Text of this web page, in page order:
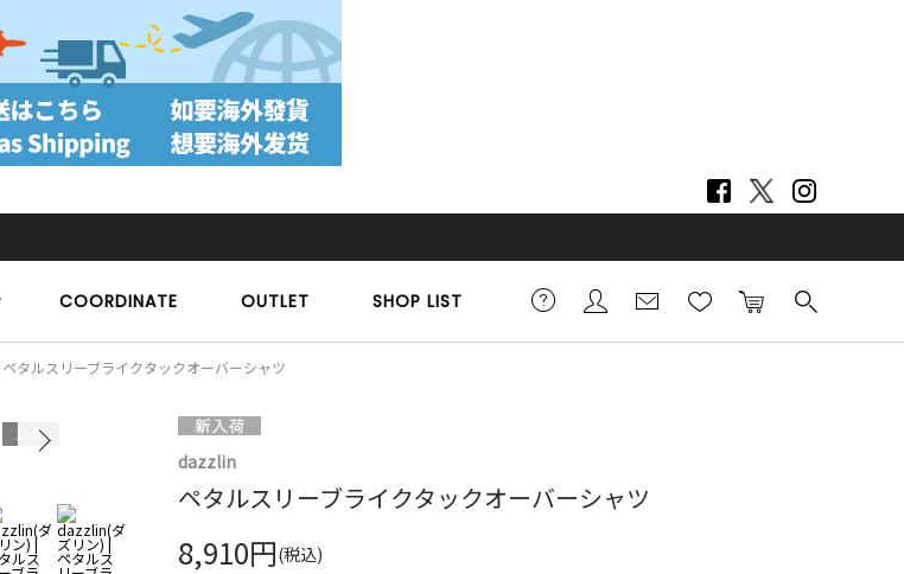
COORDINATE OUTLET SHOP LIST
ペタルスリーブライクタックオーバーシャツ
1 46
dazzlin
ペタルスリーブライクタックオーバーシャツ
8,910円(税込)